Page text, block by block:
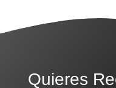
Quieres